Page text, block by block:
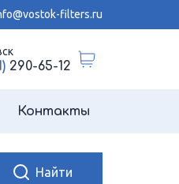
filters.ru
290-65-12
Контакты